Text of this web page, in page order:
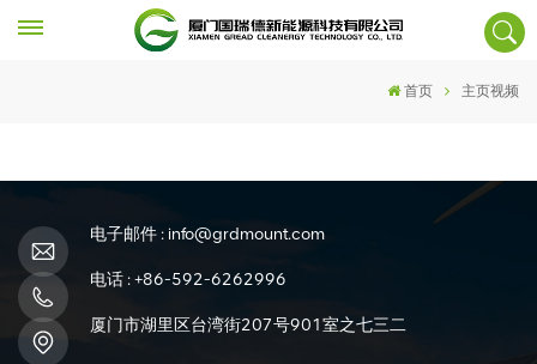
首页 主页视频
电子邮件 : info@grdmount.com
电话 :+86-592-6262996
厦门市湖里区台湾街207号901室之七三二